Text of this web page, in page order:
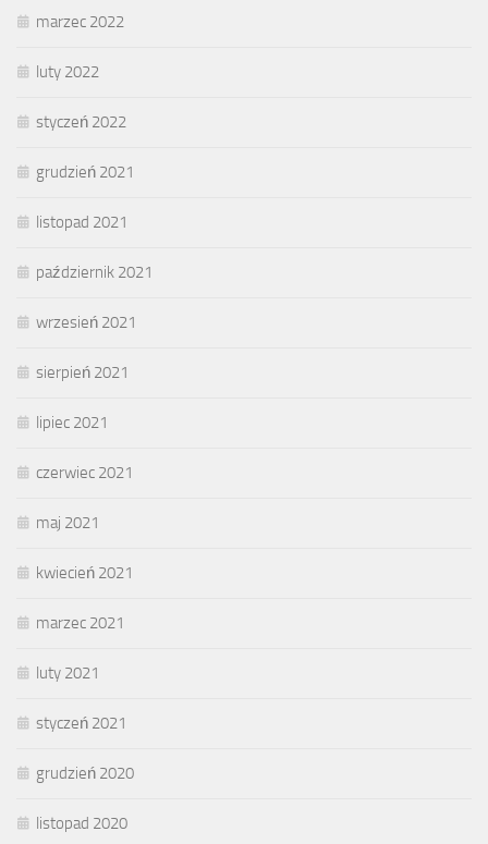
marzec 2022
luty 2022
styczeń 2022
grudzień 2021
listopad 2021
październik 2021
wrzesień 2021
sierpień 2021
lipiec 2021
czerwiec 2021
maj 2021
kwiecień 2021
marzec 2021
luty 2021
styczeń 2021
grudzień 2020
listopad 2020